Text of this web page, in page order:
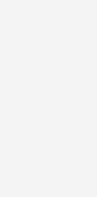
C.
4,7
106 g/km;
4,9
110 g/km;